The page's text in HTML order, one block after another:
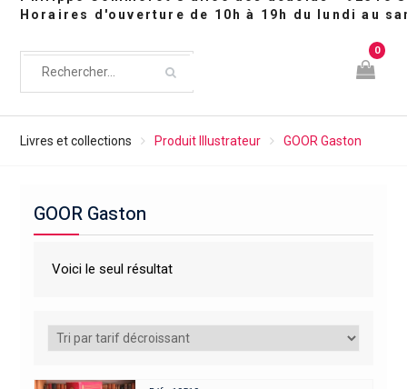
0
Livres et collections Produit Illustrateur GOOR Gaston
GOOR Gaston
Voici le seul résultat